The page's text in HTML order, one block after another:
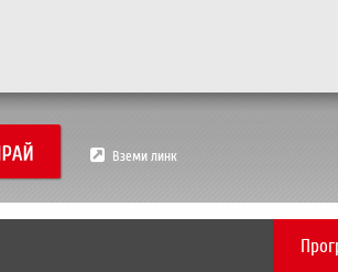
Вземи линк